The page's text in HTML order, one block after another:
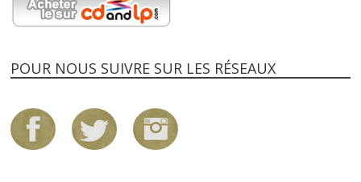
POUR NOUS SUIVRE SUR LES RÉSEAUX